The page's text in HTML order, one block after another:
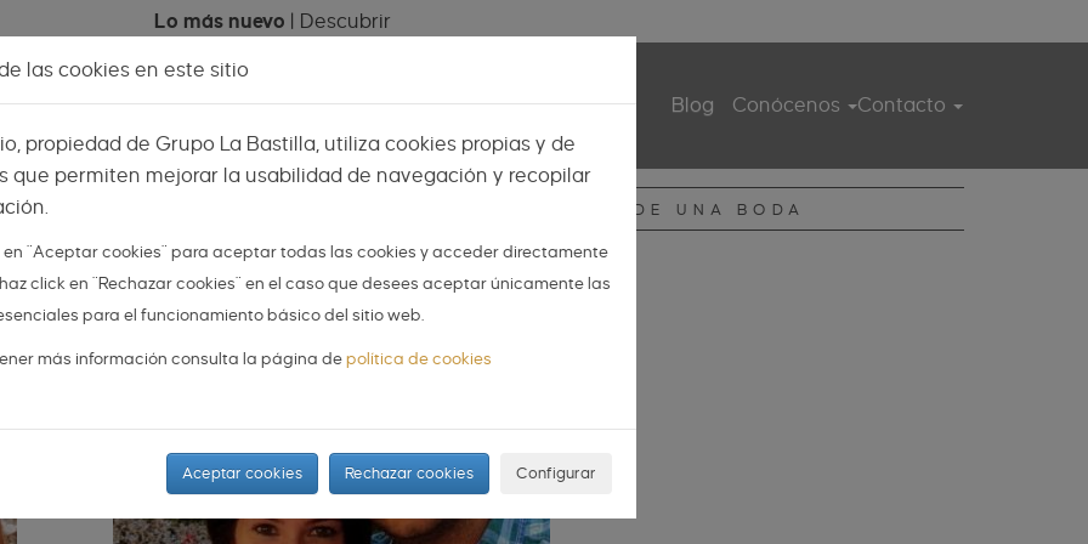
Lo más nuevo | Descubrir
Celebraciones Espacios Mi menú Visita guiada Blog Conócenos Contacto
DIARIO DE UNA BODA
Boda Patri y Diego
las cookies en este sitio
propiedad de Grupo La Bastilla, utiliza cookies propias y de
que permiten mejorar la usabilidad de navegación y recopilar
en "Aceptar cookies" para aceptar todas las cookies y acceder directamente
click en "Rechazar cookies" en el caso que desees aceptar únicamente las
para el funcionamiento básico del sitio web.
más información consulta la página depolítica de cookies
Aceptar cookies Rechazar cookies Configurar